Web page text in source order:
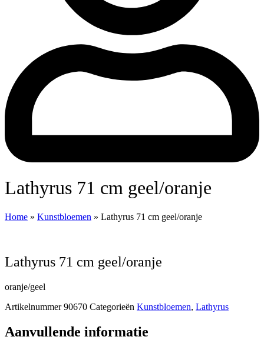
Lathyrus 71 cm geel/oranje
Home » Kunstbloemen » Lathyrus 71 cm geel/oranje
Lathyrus 71 cm geel/oranje
oranje/geel
Artikelnummer90670 Categorieën Kunstbloemen, Lathyrus
Aanvullende informatie